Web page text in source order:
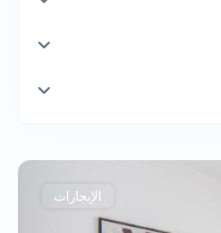
الإيجارات